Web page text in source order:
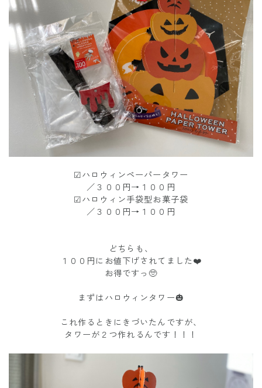
☑︎ハロウィンペーパータワー
／３００円→１００円
☑︎ハロウィン手袋型お菓子袋
／３００円→１００円
どちらも、
１００円にお値下げされてました❤️
お得ですっ🥺
まずはハロウィンタワー🎃
これ作るときにきづいたんですが、
タワーが２つ作れるんです！！！